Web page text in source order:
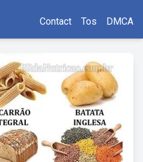
Contact Tos DMCA